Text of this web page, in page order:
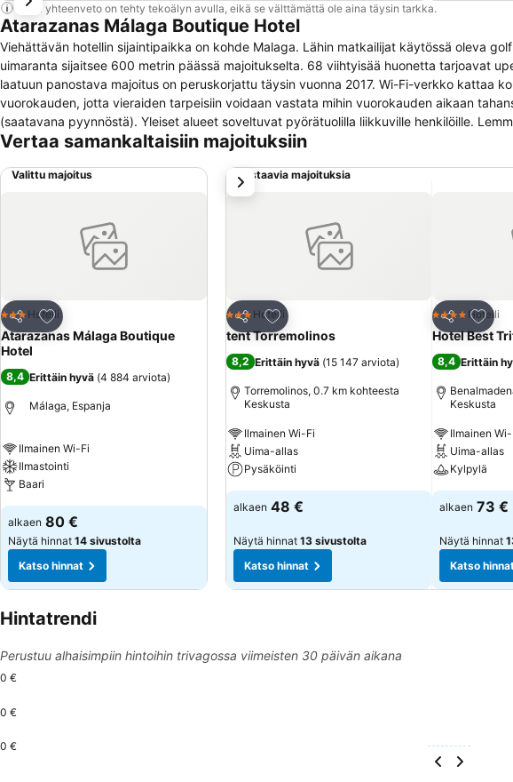
Tämä yhteenveto on tehty tekoälyn avulla, eikä se välttämättä ole aina täysin tarkka.
Atarazanas Málaga Boutique Hotel
Viehättävän hotellin sijaintipaikka on kohde Malaga. Lähin matkailijat käytössä oleva
uimaranta sijaitsee 600 metrin päässä majoitukselta. 68 viihtyisää huonetta tarjoavat
laatuun panostava majoitus on peruskorjattu täysin vuonna 2017. Wi-Fi-verkko kattaa
vuorokauden, jotta vieraiden tarpeisiin voidaan vastata mihin vuorokauden aikaan
(saatavana pyynnöstä). Yleiset alueet soveltuvat pyörätuolilla liikkuville henkilöille.
pysäköintialuetta. Illallisravintola tarjoaa upean aterian ja tyylikkään ilmapiirin. Jotkut
Vertaa samankaltaisiin majoituksiin
Valittu majoitus
Jaa
Lisää suosikkeihin
3 Tähtiluokitus
Hotelli
Atarazanas Málaga Boutique
Hotel
8,4 Erittäin hyvä (4 884 arviota)
Málaga, Espanja
Ilmainen Wi-Fi
Ilmastointi
Baari
alkaen 80 €
Näytä hinnat 14 sivustolta
Katso hinnat
Vastaavia majoituksia
Jaa
Lisää suosikkeihin
3 Tähtiluokitus
Hotelli
tent Torremolinos
8,2 Erittäin hyvä (15 147 arviota)
Torremolinos, 0.7 km kohteesta
Keskusta
Ilmainen Wi-Fi
Uima-allas
Pysäköinti
alkaen 48 €
Näytä hinnat 13 sivustolta
Katso hinnat
Jaa
Lisää
4 Tähtiluokitus
Hotelli
Hotel Best
8,4 Erittäin
Keskusta
Ilmainen
Uima-allas
Kylpylä
alkaen 73 €
Näytä hinnat
Katso
seuraava
Hintatrendi
Perustuu alhaisimpiin hintoihin trivagossa viimeisten 30 päivän aikana
0 €
0 €
0 €